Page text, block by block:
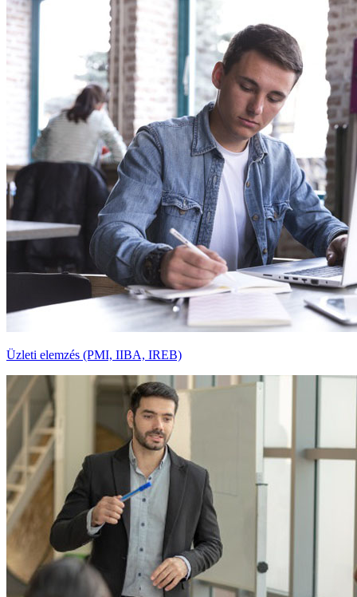
Üzleti elemzés (PMI, IIBA, IREB)